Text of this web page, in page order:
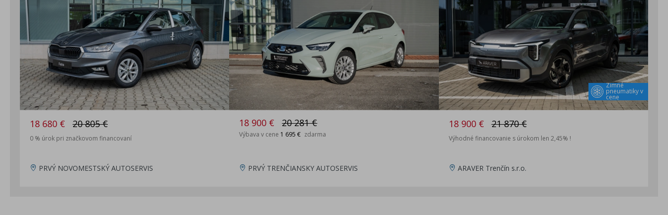
18 680 € 20 805 €
0 % úrok pri značkovom financovaní
PRVÝ NOVOMESTSKÝ AUTOSERVIS
18 900 € 20 281 €
Výbava v cene 1 695 € zdarma
PRVÝ TRENČIANSKY AUTOSERVIS
Zimné
pneumatiky v
cene
18 900 € 21 870 €
Výhodné financovanie s úrokom len 2,45% !
ARAVER Trenčín s.r.o.